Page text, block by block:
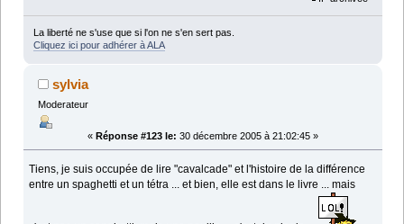
La liberté ne s'use que si l'on ne s'en sert pas.
Cliquez ici pour adhérer à ALA
sylvia
Moderateur
« Réponse #123 le: 30 décembre 2005 à 21:02:45 »
Tiens, je suis occupée de lire "cavalcade" et l'histoire de la différence
entre un spaghetti et un tétra ... et bien, elle est dans le livre ... mais